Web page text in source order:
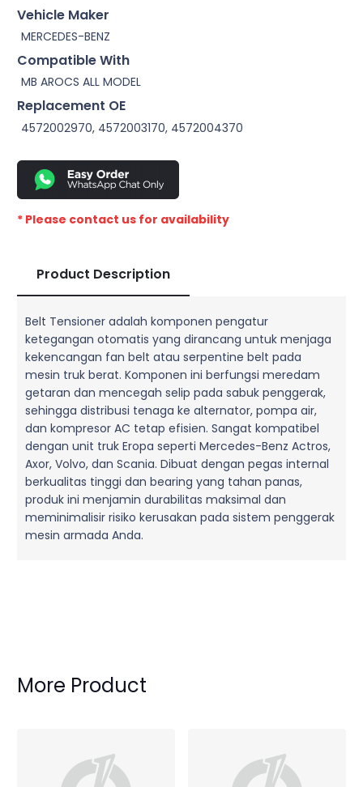
Vehicle Maker
MERCEDES-BENZ
Compatible With
MB AROCS ALL MODEL
Replacement OE
4572002970, 4572003170, 4572004370
* Please contact us for availability
Product Description
Belt Tensioner adalah komponen pengatur
ketegangan otomatis yang dirancang untuk menjaga
kekencangan fan belt atau serpentine belt pada
mesin truk berat. Komponen ini berfungsi meredam
getaran dan mencegah selip pada sabuk penggerak,
sehingga distribusi tenaga ke alternator, pompa air,
dan kompresor AC tetap efisien. Sangat kompatibel
dengan unit truk Eropa seperti Mercedes-Benz Actros,
Axor, Volvo, dan Scania. Dibuat dengan pegas internal
berkualitas tinggi dan bearing yang tahan panas,
produk ini menjamin durabilitas maksimal dan
meminimalisir risiko kerusakan pada sistem penggerak
mesin armada Anda.
More Product